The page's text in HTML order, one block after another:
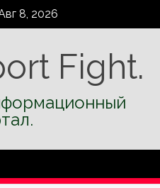
8, 2026
Fight.